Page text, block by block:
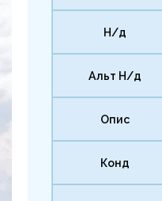
Н/д
Альт Н/д
Опис
Конд